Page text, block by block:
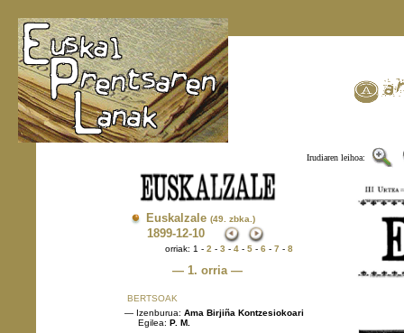
Irudiaren leihoa:
Euskalzale (49. zbka.)
1899-12-10
orriak: 1 - 2 - 3 - 4 - 5 - 6 - 7 - 8
— 1. orria —
BERTSOAK
— Izenburua: Ama Birjiña Kontzesiokoari
Egilea: P. M.